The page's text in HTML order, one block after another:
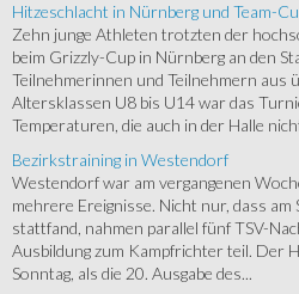
Hitzeschlacht in Nürnberg und Team-
Zehn junge Athleten trotzten der
beim Grizzly-Cup in Nürnberg an den
Teilnehmerinnen und Teilnehmern aus
Altersklassen U8 bis U14 war das
Temperaturen, die auch in der Halle
Bezirkstraining in Westendorf
Westendorf war am vergangenen
mehrere Ereignisse. Nicht nur, dass
stattfand, nahmen parallel fünf TSV-
Ausbildung zum Kampfrichter teil. Der
Sonntag, als die 20. Ausgabe des...